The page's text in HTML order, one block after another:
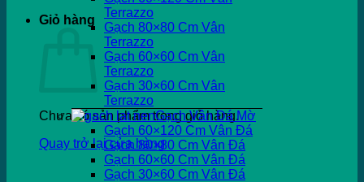
Giỏ hàng
Chưa có sản phẩm trong giỏ hàng.
Quay trở lại cửa hàng
Terrazzo
Gạch 80×80 Cm Vân
Terrazzo
Gạch 60×60 Cm Vân
Terrazzo
Gạch 30×60 Cm Vân
Terrazzo
Gạch Vân Đá Mờ
Gạch 60×120 Cm Vân Đá
Gạch 80×80 Cm Vân Đá
Gạch 60×60 Cm Vân Đá
Gạch 30×60 Cm Vân Đá